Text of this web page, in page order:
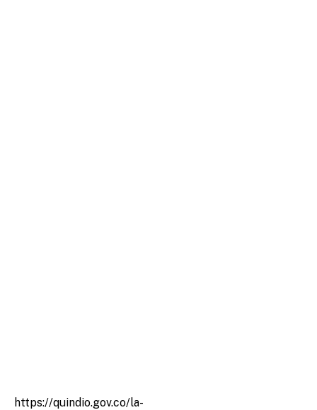
https://quindio.gov.co/la-